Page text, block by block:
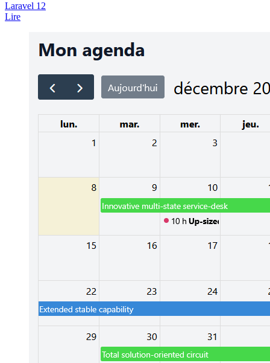
Laravel 12
Lire